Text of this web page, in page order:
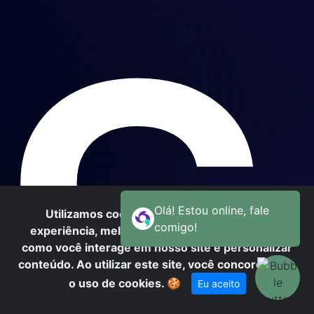
C
Utilizamos cookies para oferecer melhor
experiência, melhorar o desempenho, analisar
como você interage em nosso site e personalizar
conteúdo. Ao utilizar este site, você concorda com
o uso de cookies. 🍪 Eu aceito